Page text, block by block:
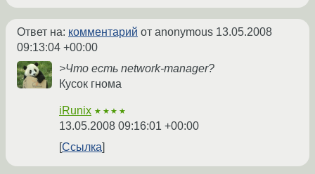
Ответ на: комментарий от anonymous 13.05.2008
09:13:04 +00:00
>Что есть network-manager?
Кусок гнома
iRunix ★★★★
13.05.2008 09:16:01 +00:00
Ссылка